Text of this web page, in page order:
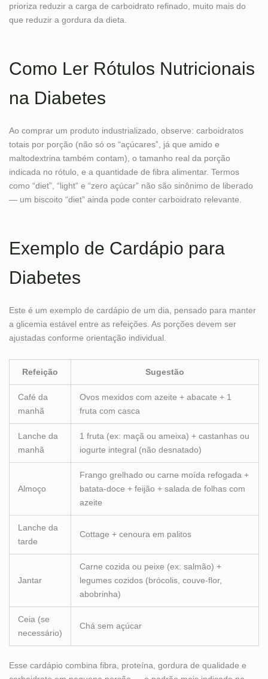
prioriza reduzir a carga de carboidrato refinado, muito mais do
que reduzir a gordura da dieta.
Como Ler Rótulos Nutricionais
na Diabetes
Ao comprar um produto industrializado, observe: carboidratos
totais por porção (não só os “açúcares”, já que amido e
maltodextrina também contam), o tamanho real da porção
indicada no rótulo, e a quantidade de fibra alimentar. Termos
como “diet”, “light” e “zero açúcar” não são sinônimo de liberado
— um biscoito “diet” ainda pode conter carboidrato relevante.
Exemplo de Cardápio para
Diabetes
Este é um exemplo de cardápio de um dia, pensado para manter
a glicemia estável entre as refeições. As porções devem ser
ajustadas conforme orientação individual.
Refeição Sugestão
Café da
manhã
Ovos mexidos com azeite + abacate + 1
fruta com casca
Lanche da
manhã
1 fruta (ex: maçã ou ameixa) + castanhas ou
iogurte integral (não desnatado)
Almoço
Frango grelhado ou carne moída refogada +
batata-doce + feijão + salada de folhas com
azeite
Lanche da
tarde
Cottage + cenoura em palitos
Jantar
Carne cozida ou peixe (ex: salmão) +
legumes cozidos (brócolis, couve-flor,
abobrinha)
Ceia (se
necessário)
Chá sem açúcar
Esse cardápio combina fibra, proteína, gordura de qualidade e